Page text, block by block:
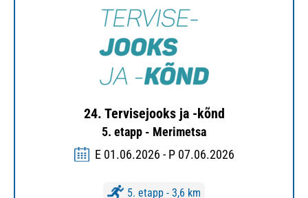
24. Tervisejooks ja -kõnd
5. etapp - Merimetsa
E 01.06.2026 - P 07.06.2026
5. etapp - 3,6 km